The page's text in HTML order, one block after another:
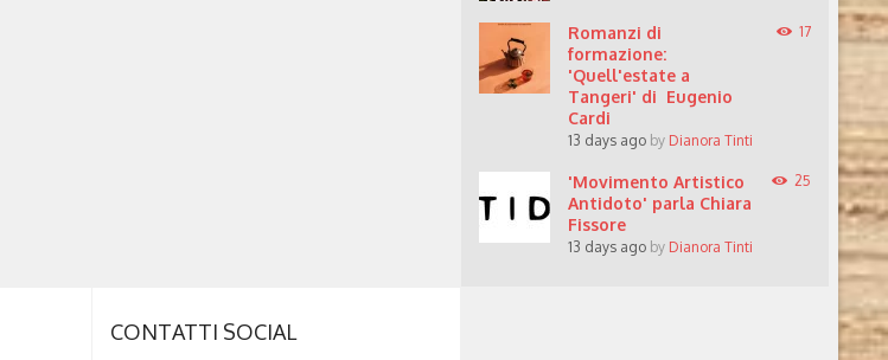
Romanzi di
formazione:
'Quell'estate a
Tangeri' di Eugenio
Cardi
13 days ago by Dianora Tinti
17
'Movimento Artistico
Antidoto' parla Chiara
Fissore
13 days ago by Dianora Tinti
25
CONTATTI SOCIAL